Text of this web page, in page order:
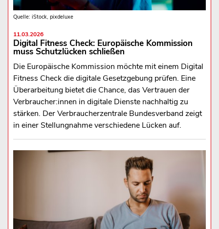
Quelle: iStock, pixdeluxe
11.03.2026
Digital Fitness Check: Europäische Kommission
muss Schutzlücken schließen
Die Europäische Kommission möchte mit einem Digital
Fitness Check die digitale Gesetzgebung prüfen. Eine
Überarbeitung bietet die Chance, das Vertrauen der
Verbraucher:innen in digitale Dienste nachhaltig zu
stärken. Der Verbraucherzentrale Bundesverband zeigt
in einer Stellungnahme verschiedene Lücken auf.